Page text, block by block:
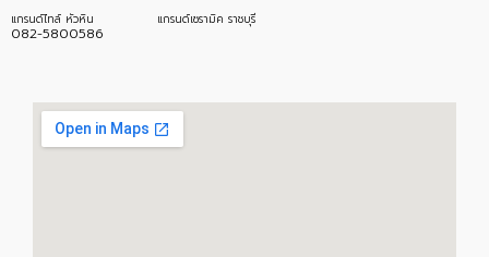
แกรนด์ไทล์ หัวหิน
082-5800586
แกรนด์เซรามิค ราชบุรี